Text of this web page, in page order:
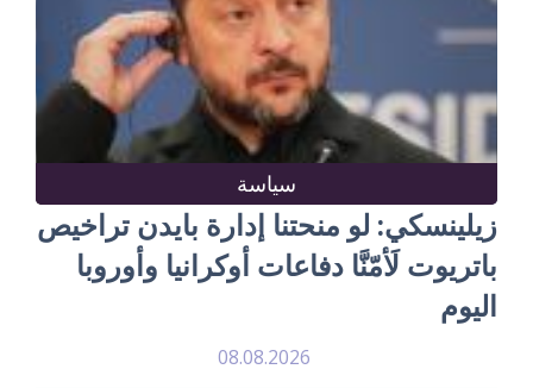
سياسة
زيلينسكي: لو منحتنا إدارة بايدن تراخيص
باتريوت لَأمّنَّا دفاعات أوكرانيا وأوروبا
اليوم
08.08.2026